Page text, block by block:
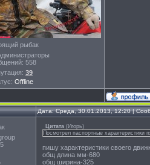
рыбак
558
39
Offline
Дата: Среда, 30.01.2013, 12:20 |
Цитата (Игорь)
Посмотрел паспортные
пишу характеристики своего
общ длина мм-680
общ ширина-325